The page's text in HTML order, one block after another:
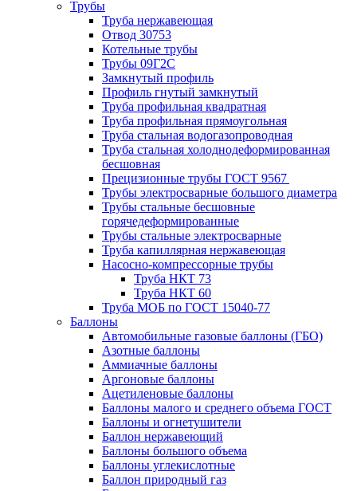
Трубы
Труба нержавеющая
Отвод 30753
Котельные трубы
Трубы 09Г2С
Замкнутый профиль
Профиль гнутый замкнутый
Труба профильная квадратная
Труба профильная прямоугольная
Труба стальная водогазопроводная
Труба стальная холоднодеформированная
бесшовная
Прецизионные трубы ГОСТ 9567
Трубы электросварные большого диаметра
Трубы стальные бесшовные
горячедеформированные
Трубы стальные электросварные
Труба капиллярная нержавеющая
Насосно-компрессорные трубы
Труба НКТ 73
Труба НКТ 60
Труба МОБ по ГОСТ 15040-77
Баллоны
Автомобильные газовые баллоны (ГБО)
Азотные баллоны
Аммиачные баллоны
Аргоновые баллоны
Ацетиленовые баллоны
Баллоны малого и среднего объема ГОСТ
Баллоны и огнетушители
Баллон нержавеющий
Баллоны большого объема
Баллоны углекислотные
Баллон природный газ